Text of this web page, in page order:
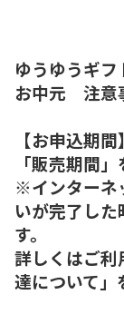
ゆうゆうギ
お中元 注意
【お申込期間】
「販売期間
※インターネ
いが完了し
す。
詳しくはご利
達について」